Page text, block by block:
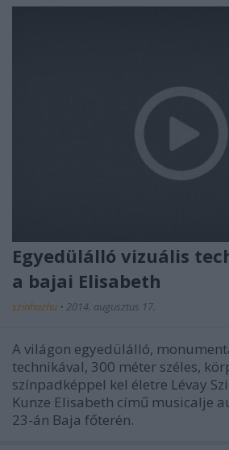
Egyedülálló vizuális
a bajai Elisabeth
szinhazhu • 2014. augusztus 17.
A világon egyedülálló,
technikával, 300 méter széles,
színpadképpel kel életre Lévay
Kunze Elisabeth című musicalje
23-án Baja főterén.